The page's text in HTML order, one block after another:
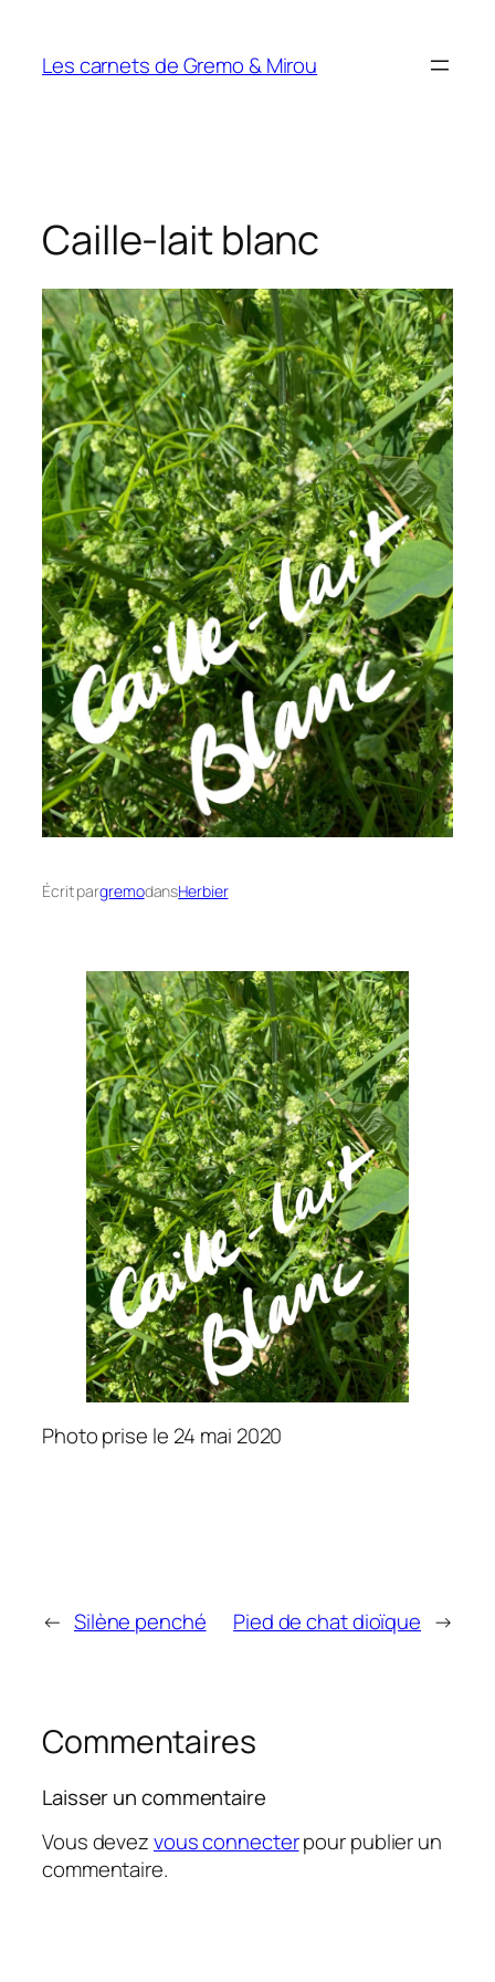
contenu
Les carnets de Gremo & Mirou
Caille-lait blanc
Écrit pargremodansHerbier
Photo prise le 24 mai 2020
← Silène penché Pied de chat dioïque →
Commentaires
Laisser un commentaire
Vous devezvous connecterpour publier un
commentaire.